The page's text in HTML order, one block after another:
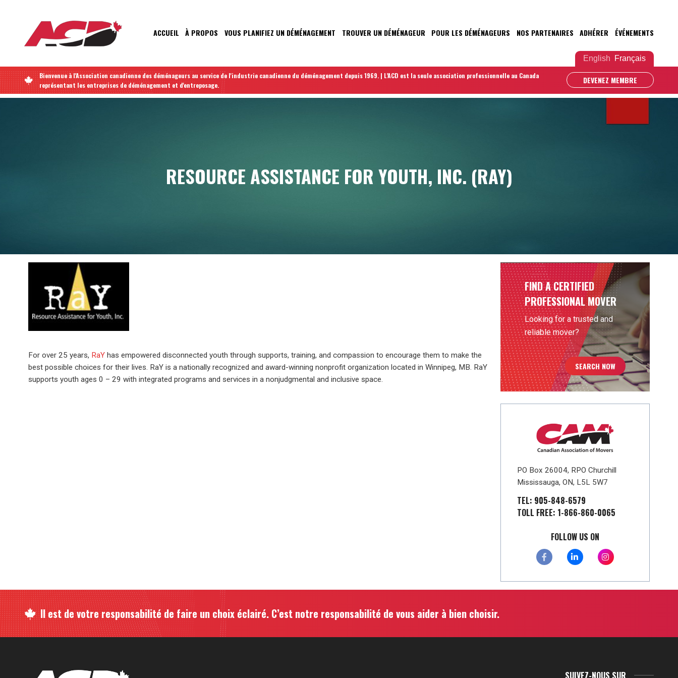
principal
English
Français
MAIN
NAVIGATION
ACCUEIL À PROPOS VOUS PLANIFIEZ UN DÉMÉNAGEMENT TROUVER UN DÉMÉNAGEUR POUR LES DÉMÉNAGEURS NOS PARTENAIRES ADHÉRER ÉVÉNEMENTS
Bienvenue à l'Association canadienne des déménageurs au service de l'industrie canadienne du déménagement depuis 1969. | L’ACD est la seule association professionnelle au Canada
représentant les entreprises de déménagement et d'entreposage.
DEVENEZ MEMBRE
RESOURCE ASSISTANCE FOR YOUTH, INC. (RAY)
For over 25 years, RaY has empowered disconnected youth through supports, training, and compassion to encourage them to make the
best possible choices for their lives. RaY is a nationally recognized and award-winning nonprofit organization located in Winnipeg, MB. RaY
supports youth ages 0 – 29 with integrated programs and services in a nonjudgmental and inclusive space.
FIND A CERTIFIED
PROFESSIONAL MOVER
Looking for a trusted and
reliable mover?
SEARCH NOW
PO Box 26004, RPO Churchill
Mississauga, ON, L5L 5W7
TEL: 905-848-6579
TOLL FREE: 1-866-860-0065
FOLLOW US ON
Il est de votre responsabilité de faire un choix éclairé. C’est notre responsabilité de vous aider à bien choisir.
SUIVEZ-NOUS SUR